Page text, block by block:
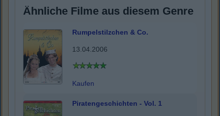
Ähnliche Filme aus diesem Genre
Rumpelstilzchen & Co.
13.04.2006
Kaufen
Piratengeschichten - Vol. 1